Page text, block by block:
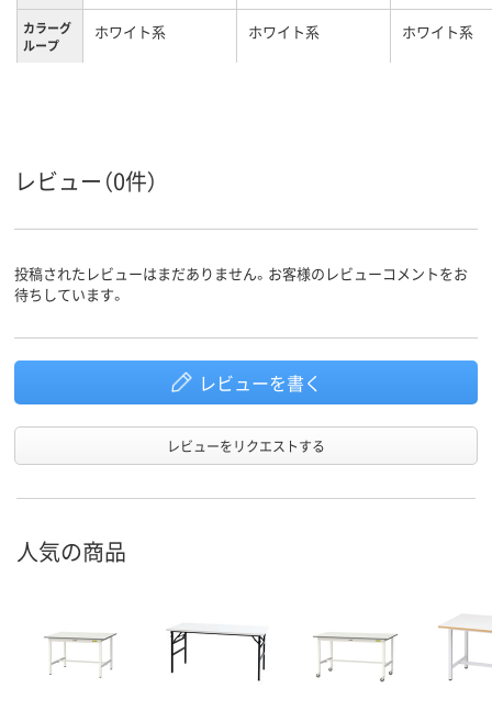
カラーグ
ループ
ホワイト系 ホワイト系 ホワイト系
レビュー（0件）
投稿されたレビューはまだありません。お客様のレビューコメントをお
待ちしています。
レビューを書く
レビューをリクエストする
人気の商品